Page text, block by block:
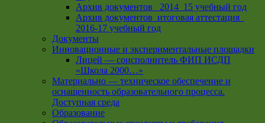
Архив документов_ 2014_15 учебный год
Архив документов_итоговая аттестация_
2016-17 учебный год
Документы
Инновационные и экспериментальные площадки
Лицей — соисполнитель ФИП ИСДП
«Школа 2000…»
Материально — техническое обеспечение и
оснащенность образовательного процесса.
Доступная среда
Образование